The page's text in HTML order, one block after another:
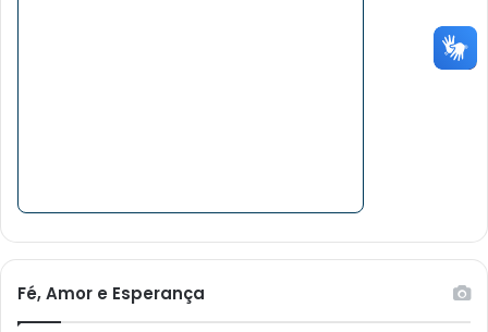
Fé, Amor e Esperança